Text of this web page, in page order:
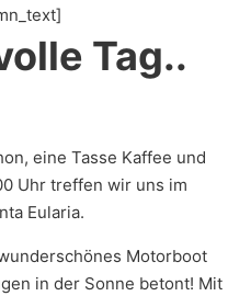
Tag..
eine Tasse Kaffee und
Uhr treffen wir uns im
Eularia.
Motorboot
in der Sonne betont! Mit